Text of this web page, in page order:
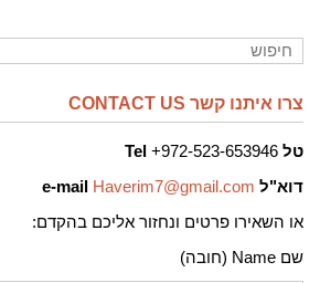
צרו איתנו קשר CONTACT US
טל
Tel
דוא"ל
e-mail Haverim7@gmail.com
או השאירו פרטים ונחזור אליכם בהקדם:
שם Name (חובה)